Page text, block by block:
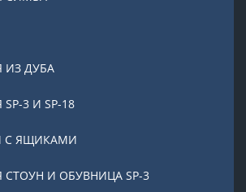
ИЗ ДУБА
3 И SP-18
С ЯЩИКАМИ
И ОБУВНИЦА SP-3